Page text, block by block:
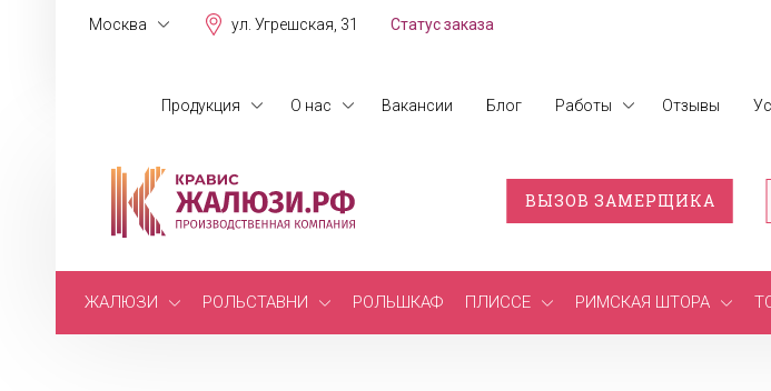
Москва ул. Угрешская, 31 Статус заказа
Продукция О нас Вакансии Блог Работы Отзывы
ВЫЗОВ ЗАМЕРЩИКА
ЖАЛЮЗИ РОЛЬСТАВНИ РОЛЬШКАФ ПЛИССЕ РИМСКАЯ ШТОРА